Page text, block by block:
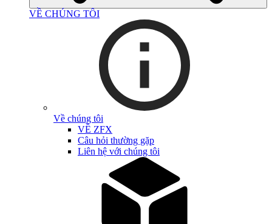
VỀ CHÚNG TÔI
Về chúng tôi
VỀ ZFX
Câu hỏi thường gặp
Liên hệ với chúng tôi